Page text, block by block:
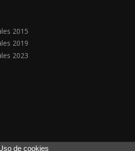
2015
2019
2023
de cookies